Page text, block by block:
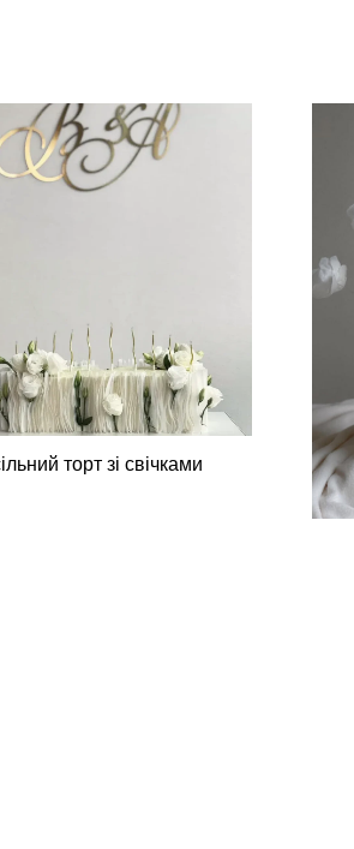
торт зі свічками